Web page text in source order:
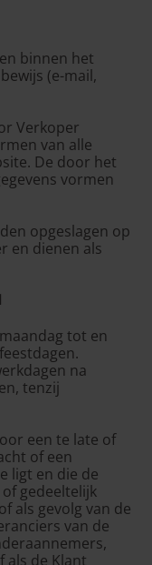
binnen het
(e-mail,
Verkoper
van alle
De door het
vormen
opgeslagen op
en dienen als
tot en
na
tenzij
een te late of
of een
ligt en die de
gedeeltelijk
als gevolg van de
van de
als de Klant